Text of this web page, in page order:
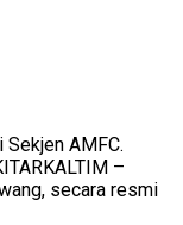
Sekjen AMFC.
–
secara resmi